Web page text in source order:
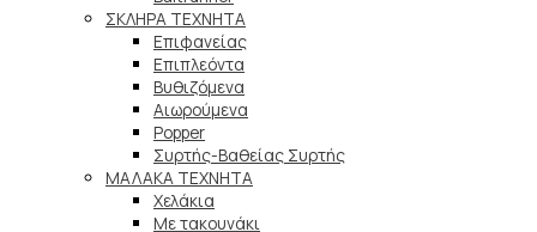
ΣΚΛΗΡΑ ΤΕΧΝΗΤΑ
Επιφανείας
Επιπλεόντα
Βυθιζόμενα
Αιωρούμενα
Popper
Συρτής-Βαθείας Συρτής
ΜΑΛΑΚΑ TEXNHTA
Χελάκια
Με τακουνάκι